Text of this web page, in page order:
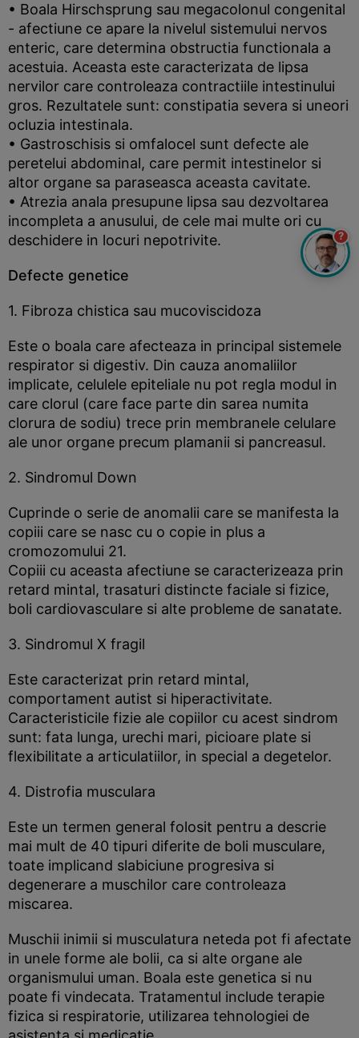
• Boala Hirschsprung sau megacolonul congenital
- afectiune ce apare la nivelul sistemului nervos
enteric, care determina obstructia functionala a
acestuia. Aceasta este caracterizata de lipsa
nervilor care controleaza contractiile intestinului
gros. Rezultatele sunt: constipatia severa si uneori
ocluzia intestinala.
• Gastroschisis si omfalocel sunt defecte ale
peretelui abdominal, care permit intestinelor si
altor organe sa paraseasca aceasta cavitate.
• Atrezia anala presupune lipsa sau dezvoltarea
incompleta a anusului, de cele mai multe ori cu
deschidere in locuri nepotrivite.
Defecte genetice
1. Fibroza chistica sau mucoviscidoza
Este o boala care afecteaza in principal sistemele
respirator si digestiv. Din cauza anomaliilor
implicate, celulele epiteliale nu pot regla modul in
care clorul (care face parte din sarea numita
clorura de sodiu) trece prin membranele celulare
ale unor organe precum plamanii si pancreasul.
2. Sindromul Down
Cuprinde o serie de anomalii care se manifesta la
copiii care se nasc cu o copie in plus a
cromozomului 21.
Copiii cu aceasta afectiune se caracterizeaza prin
retard mintal, trasaturi distincte faciale si fizice,
boli cardiovasculare si alte probleme de sanatate.
3. Sindromul X fragil
Este caracterizat prin retard mintal,
comportament autist si hiperactivitate.
Caracteristicile fizie ale copiilor cu acest sindrom
sunt: fata lunga, urechi mari, picioare plate si
flexibilitate a articulatiilor, in special a degetelor.
4. Distrofia musculara
Este un termen general folosit pentru a descrie
mai mult de 40 tipuri diferite de boli musculare,
toate implicand slabiciune progresiva si
degenerare a muschilor care controleaza
miscarea.
Muschii inimii si musculatura neteda pot fi afectate
in unele forme ale bolii, ca si alte organe ale
organismului uman. Boala este genetica si nu
poate fi vindecata. Tratamentul include terapie
fizica si respiratorie, utilizarea tehnologiei de
?